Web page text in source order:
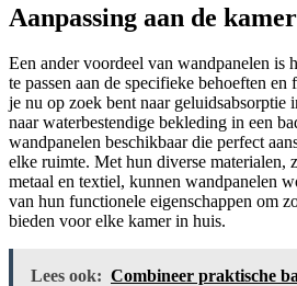
Aanpassing aan de kamer
Een ander voordeel van wandpanelen is
te passen aan de specifieke behoeften
je nu op zoek bent naar geluidsabsorptie
naar waterbestendige bekleding in een
wandpanelen beschikbaar die perfect
elke ruimte. Met hun diverse materialen,
metaal en textiel, kunnen wandpanelen
van hun functionele eigenschappen om
bieden voor elke kamer in huis.
Lees ook: Combineer praktische